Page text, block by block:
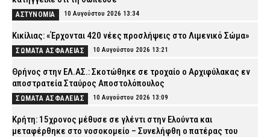
ΑΣΤΥΝΟΜΙΑ 10 Αυγούστου 2026 13:34
Κικίλιας: «Έρχονται 420 νέες προσλήψεις στο Λιμενικό Σώμα»
ΣΩΜΑΤΑ ΑΣΦΑΛΕΙΑΣ 10 Αυγούστου 2026 13:21
Θρήνος στην ΕΛ.ΑΣ.: Σκοτώθηκε σε τροχαίο ο Αρχιφύλακας εν
αποστρατεία Σταύρος Αποστολόπουλος
ΣΩΜΑΤΑ ΑΣΦΑΛΕΙΑΣ 10 Αυγούστου 2026 13:09
Κρήτη: 15χρονος μέθυσε σε γλέντι στην Ελούντα και
μεταφέρθηκε στο νοσοκομείο – Συνελήφθη ο πατέρας του